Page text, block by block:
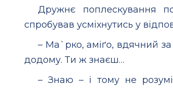
Дружнє поплескування
спробував усміхнутись у
– Ма`рко, аміґо, вдячний за
додому. Ти ж знаєш…
– Знаю – і тому не